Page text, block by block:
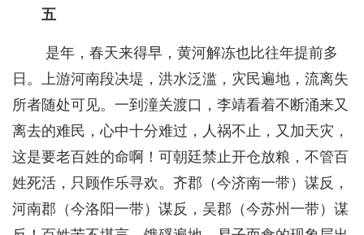
五
是年，春天来得早，黄河解冻也比往年提前多
日。上游河南段决堤，洪水泛滥，灾民遍地，流离失
所者随处可见。一到潼关渡口，李靖看着不断涌来又
离去的难民，心中十分难过，人祸不止，又加天灾，
这是要老百姓的命啊！可朝廷禁止开仓放粮，不管百
姓死活，只顾作乐寻欢。齐郡（今济南一带）谋反，
河南郡（今洛阳一带）谋反，吴郡（今苏州一带）谋